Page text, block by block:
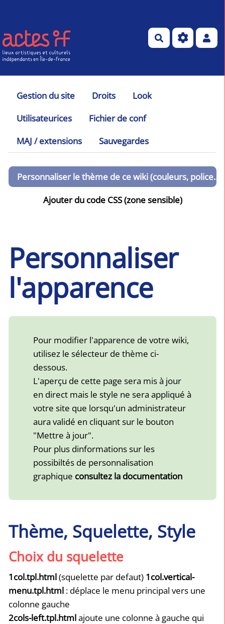
Rechercher
Gestion du site Droits
Look
Utilisateurices
Fichier de conf
MAJ / extensions
Sauvegardes
Personnaliser le thème de ce wiki (couleurs, police...)
Ajouter du code CSS (zone sensible)
Personnaliser
l'apparence
Pour modifier l'apparence de votre wiki,
utilisez le sélecteur de thème ci-
dessous.
L'aperçu de cette page sera mis à jour
en direct mais le style ne sera appliqué à
votre site que lorsqu'un administrateur
aura validé en cliquant sur le bouton
"Mettre à jour".
Pour plus dinformations sur les
possibiltés de personnalisation
graphique consultez la documentation
Thème, Squelette, Style
Choix du squelette
1col.tpl.html(squelette par defaut) 1col.vertical-
menu.tpl.html : déplace le menu principal vers une
colonne gauche
2cols-left.tpl.htmlajoute une colonne à gauche qui